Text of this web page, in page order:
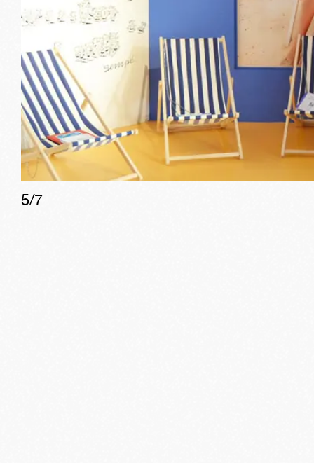
5/7